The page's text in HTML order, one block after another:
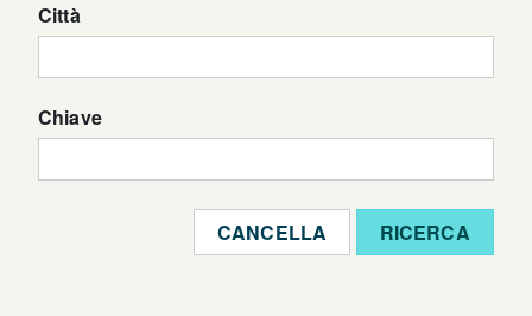
Città
Chiave
CANCELLA RICERCA